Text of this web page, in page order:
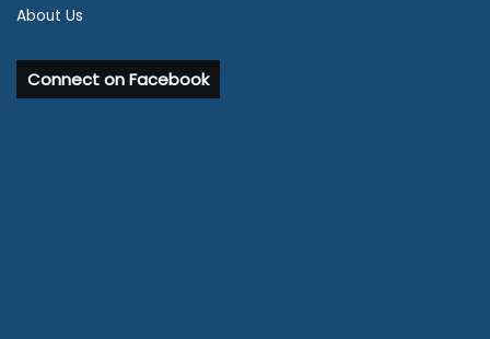
About Us
Connect on Facebook